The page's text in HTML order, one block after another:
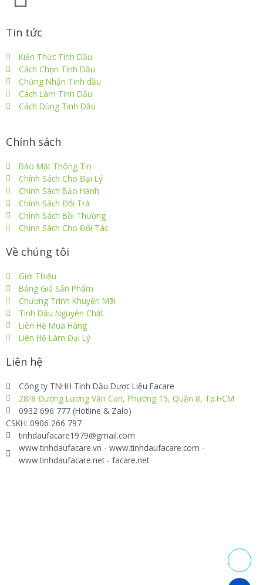
Tin tức
Kiến Thức Tinh Dầu
Cách Chọn Tinh Dầu
Chứng Nhận Tinh dầu
Cách Làm Tinh Dầu
Cách Dùng Tinh Dầu
Chính sách
Bảo Mật Thông Tin
Chính Sách Cho Đại Lý
Chính Sách Bảo Hành
Chính Sách Đổi Trả
Chính Sách Bồi Thường
Chính Sách Cho Đối Tác
Về chúng tôi
Giới Thiệu
Bảng Giá Sản Phẩm
Chương Trình Khuyến Mãi
Tinh Dầu Nguyên Chất
Liên Hệ Mua Hàng
Liên Hệ Làm Đại Lý
Liên hệ
Công ty TNHH Tinh Dầu Dược Liệu Facare
28/8 Đường Lương Văn Can, Phường 15, Quận 8, Tp.HCM
0932 696 777 (Hotline & Zalo)
CSKH: 0906 266 797
tinhdaufacare1979@gmail.com
www.tinhdaufacare.vn - www.tinhdaufacare.com -
www.tinhdaufacare.net - facare.net